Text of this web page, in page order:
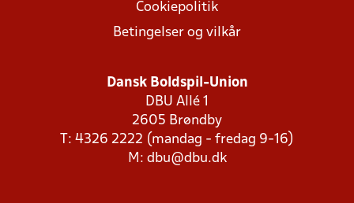
Cookiepolitik
Betingelser og vilkår
Dansk Boldspil-Union
DBU Allé 1
2605 Brøndby
T: 4326 2222 (mandag - fredag 9-16)
M: dbu@dbu.dk